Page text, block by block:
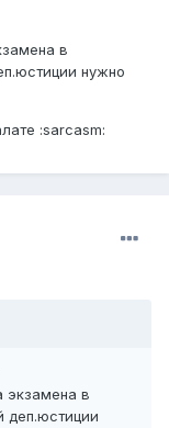
в
нужно
:sarcasm:
экзамена в
деп.юстиции